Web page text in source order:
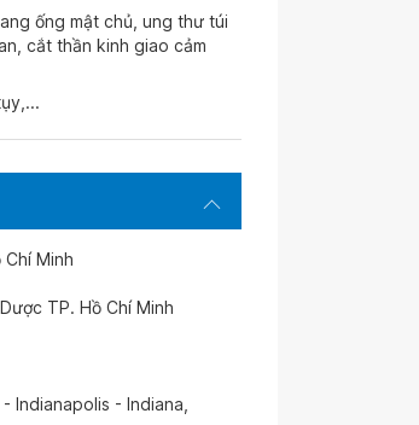
ống mật chủ, ung thư túi
cắt thần kinh giao cảm
Minh
TP. Hồ Chí Minh
Indianapolis - Indiana,